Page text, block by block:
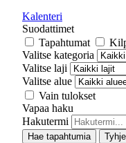
Kalenteri
Suodattimet
Tapahtumat
Valitse kategoria
Valitse laji
Valitse alue
Vain tulokset
Vapaa haku
Hakutermi
Hae tapahtumia